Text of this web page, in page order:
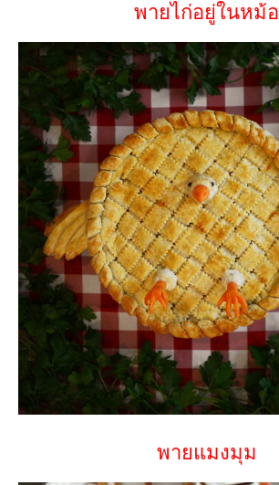
พายไก่อยู่ในหม้อ
พายแมงมุม